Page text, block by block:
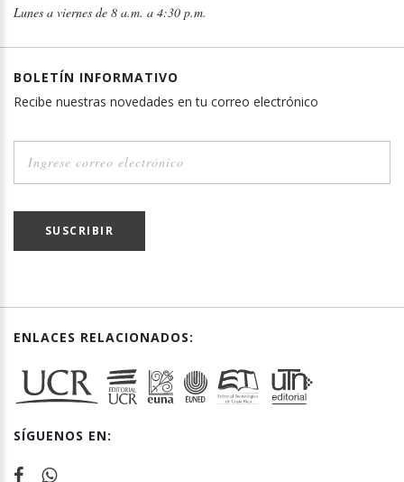
Lunes a viernes de 8 a.m. a 4:30 p.m.
BOLETÍN INFORMATIVO
Recibe nuestras novedades en tu correo electrónico
SUSCRIBIR
ENLACES RELACIONADOS:
SÍGUENOS EN: